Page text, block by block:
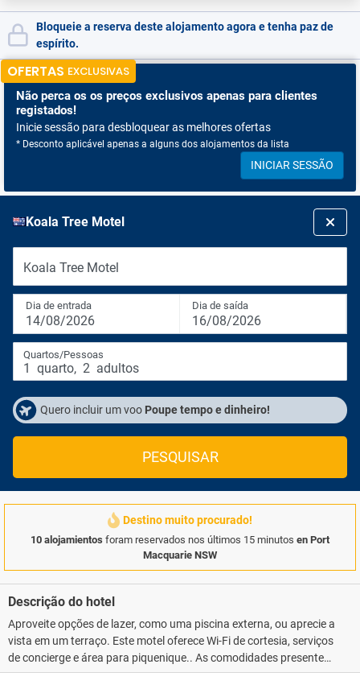
Bloqueie a reserva deste alojamento agora e tenha paz de
espírito.
OFERTAS EXCLUSIVAS
Não perca os os preços exclusivos apenas para clientes
registados!
Inicie sessão para desbloquear as melhores ofertas
* Desconto aplicável apenas a alguns dos alojamentos da lista
INICIAR SESSÃO
Koala Tree Motel
Koala Tree Motel
Dia de entrada
14/08/2026
Dia de saída
16/08/2026
Quartos/Pessoas
1 quarto, 2 adultos
Quero incluir um voo Poupe tempo e dinheiro!
PESQUISAR
Destino muito procurado!
10 alojamientos foram reservados nos últimos 15 minutos en Port
Macquarie NSW
Descrição do hotel
Aproveite opções de lazer, como uma piscina externa, ou aprecie a
vista em um terraço. Este motel oferece Wi-Fi de cortesia, serviços
de concierge e área para piquenique.. As comodidades presentes
incluem check-in expresso, check-out expresso e armazenamento